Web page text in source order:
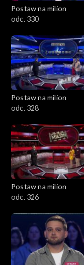
Postaw na milion
odc. 330
Postaw na milion
odc. 328
Postaw na milion
odc. 326